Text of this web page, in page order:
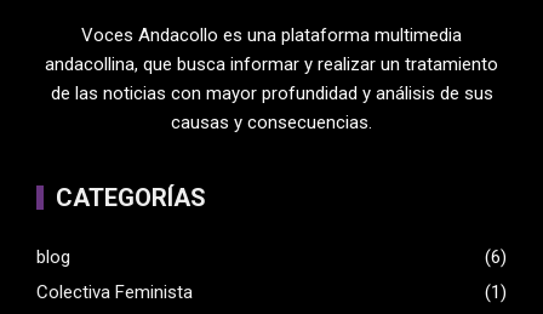
Voces Andacollo es una plataforma multimedia
andacollina, que busca informar y realizar un tratamiento
de las noticias con mayor profundidad y análisis de sus
causas y consecuencias.
CATEGORÍAS
blog
(6)
Colectiva Feminista
(1)